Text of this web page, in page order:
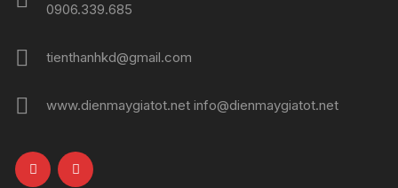
0906.339.685
tienthanhkd@gmail.com
www.dienmaygiatot.net info@dienmaygiatot.net